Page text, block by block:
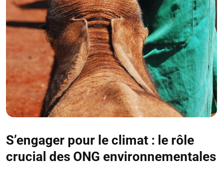
S’engager pour le climat : le rôle
crucial des ONG environnementales